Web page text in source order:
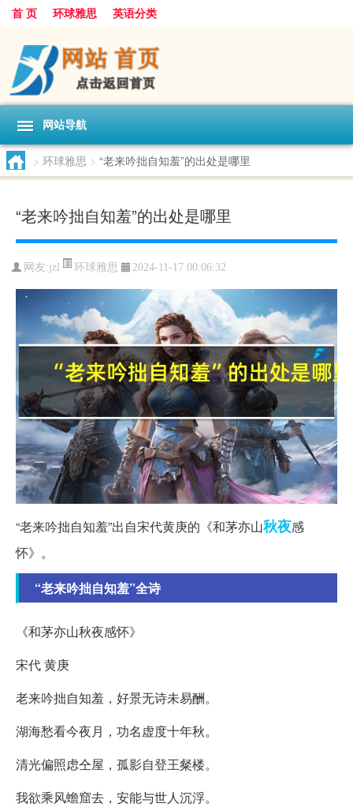
首 页 环球雅思 英语分类
网站导航
> 环球雅思 > “老来吟拙自知羞”的出处是哪里
“老来吟拙自知羞”的出处是哪里
网友:jzl 环球雅思 2024-11-17 00:06:32
“老来吟拙自知羞”出自宋代黄庚的《和茅亦山秋夜感
怀》。
“老来吟拙自知羞”全诗
《和茅亦山秋夜感怀》
宋代 黄庚
老来吟拙自知羞，好景无诗未易酬。
湖海愁看今夜月，功名虚度十年秋。
清光偏照虑仝屋，孤影自登王粲楼。
我欲乘风蟾窟去，安能与世人沉浮。